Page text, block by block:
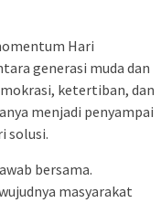
Hari
generasi muda dan
ketertiban, dan
menjadi penyampai
solusi.
bersama.
masyarakat